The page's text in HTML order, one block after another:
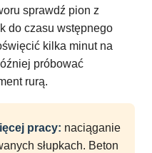
sprawdź pion z
do czasu wstępnego
kilka minut na
próbować
rurą.
pracy: naciąganie
słupkach. Beton